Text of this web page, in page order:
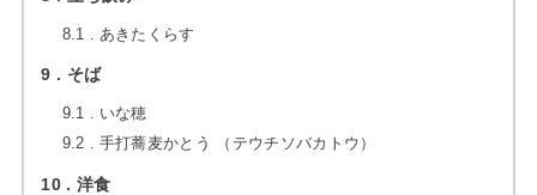
8.1 あきたくらす
9 そば
9.1
いな穂
9.2
手打蕎麦かとう （テウチソバカトウ）
10 洋食